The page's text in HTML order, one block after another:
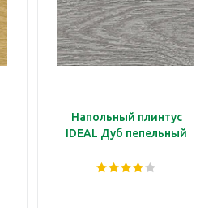
Напольный плинтус
IDEAL Дуб пепельный